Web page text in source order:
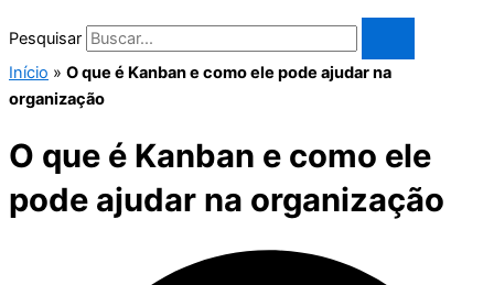
Pesquisar
Início » O que é Kanban e como ele pode ajudar na
organização
O que é Kanban e como ele
pode ajudar na organização